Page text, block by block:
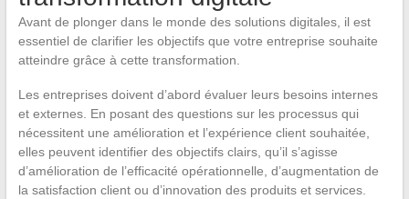
Avant de plonger dans le monde des solutions digitales, il est
essentiel de clarifier les objectifs que votre entreprise souhaite
atteindre grâce à cette transformation.
Les entreprises doivent d’abord évaluer leurs besoins internes
et externes. En posant des questions sur les processus qui
nécessitent une amélioration et l’expérience client souhaitée,
elles peuvent identifier des objectifs clairs, qu’il s’agisse
d’amélioration de l’efficacité opérationnelle, d’augmentation de
la satisfaction client ou d’innovation des produits et services.